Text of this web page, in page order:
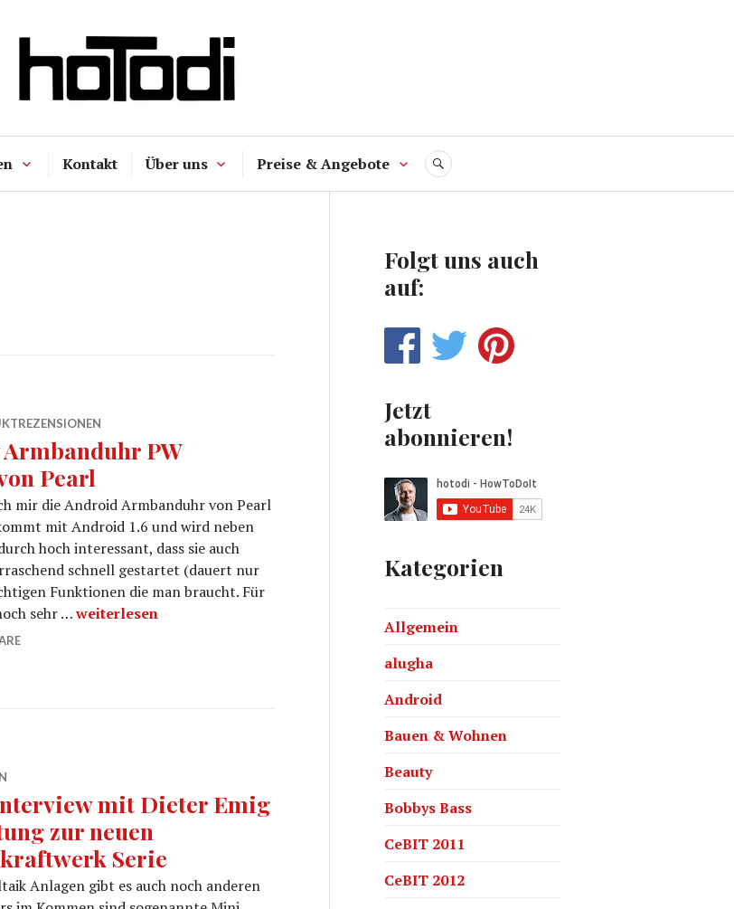
hoTodi
Kontakt Über uns Preise & Angebote SUCHE
PW
Pearl
mir die Android Armbanduhr von Pearl
mit Android 1.6 und wird neben
hoch interessant, dass sie auch
schnell gestartet (dauert nur
Funktionen die man braucht. Für
sehr …Simvalley Armbanduhr PW 315.touch von Pearl
weiterlesen
mit Dieter Emig
zur neuen
Serie
Anlagen gibt es auch noch anderen
Folgt uns auch
auf:
Jetzt
abonnieren!
Kategorien
Allgemein
alugha
Android
Bauen & Wohnen
Beauty
Bobbys Bass
CeBIT 2011
CeBIT 2012